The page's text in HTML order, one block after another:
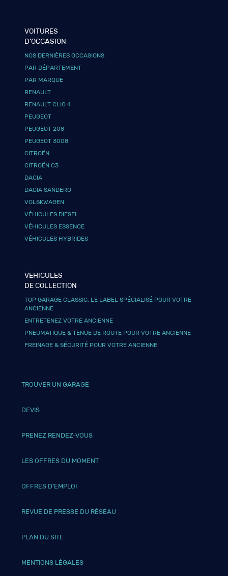
VOITURES
D’OCCASION
NOS DERNIÈRES OCCASIONS
PAR DÉPARTEMENT
PAR MARQUE
RENAULT
RENAULT CLIO 4
PEUGEOT
PEUGEOT 208
PEUGEOT 3008
CITROËN
CITROËN C3
DACIA
DACIA SANDERO
VOLSKWAGEN
VÉHICULES DIESEL
VÉHICULES ESSENCE
VÉHICULES HYBRIDES
VÉHICULES
DE COLLECTION
TOP GARAGE CLASSIC, LE LABEL SPÉCIALISÉ POUR VOTRE
ANCIENNE
ENTRETENEZ VOTRE ANCIENNE
PNEUMATIQUE & TENUE DE ROUTE POUR VOTRE ANCIENNE
FREINAGE & SÉCURITÉ POUR VOTRE ANCIENNE
TROUVER UN GARAGE
DEVIS
PRENEZ RENDEZ-VOUS
LES OFFRES DU MOMENT
OFFRES D’EMPLOI
REVUE DE PRESSE DU RÉSEAU
PLAN DU SITE
MENTIONS LÉGALES